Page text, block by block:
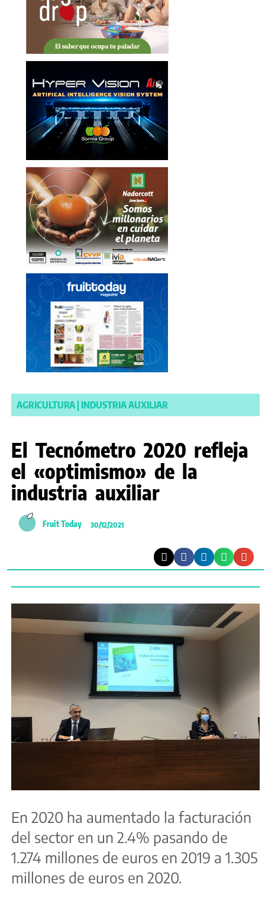
AGRICULTURA|INDUSTRIA AUXILIAR
El Tecnómetro 2020 refleja
el «optimismo» de la
industria auxiliar
Fruit Today 30/12/2021
En 2020 ha aumentado la facturación
del sector en un 2.4% pasando de
1.274 millones de euros en 2019 a 1.305
millones de euros en 2020.